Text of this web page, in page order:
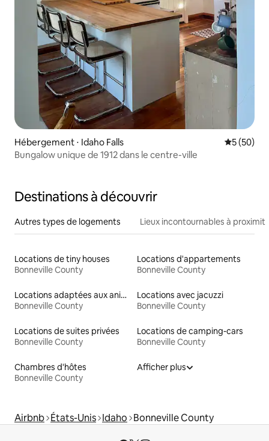
Hébergement ⋅ Idaho Falls
5 (50)
Bungalow unique de 1912 dans le centre-ville
Destinations à découvrir
Autres types de logements Lieux incontournables à
Locations de tiny houses
Bonneville County
Locations d'appartements
Bonneville County
Locations adaptées aux animaux
Bonneville County
Locations avec jacuzzi
Bonneville County
Locations de suites privées
Bonneville County
Locations de camping-cars
Bonneville County
Chambres d'hôtes
Bonneville County
Afficher plus
Airbnb États-Unis Idaho Bonneville County